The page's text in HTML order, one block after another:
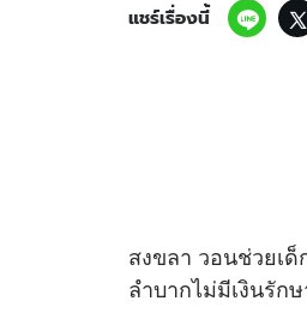
แชร์เรื่องนี้
สงขลา วอนช่วยเ
ลำบากไม่มีเงินรัก